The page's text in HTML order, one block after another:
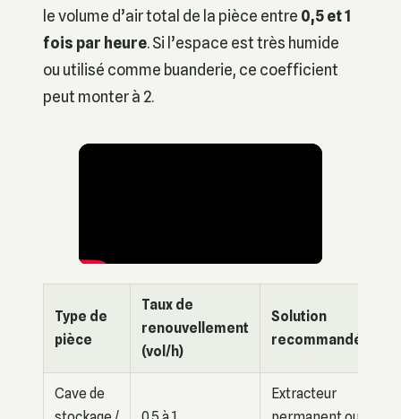
le volume d’air total de la pièce entre 0,5 et 1
fois par heure. Si l’espace est très humide
ou utilisé comme buanderie, ce coefficient
peut monter à 2.
Type de
pièce
Taux de
renouvellement
(vol/h)
Solution
recommandée
Cave de
Extracteur